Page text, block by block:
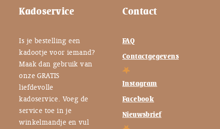
Kadoservice
Is je bestelling een
kadootje voor iemand?
Maak dan gebruik van
onze GRATIS
liefdevolle
kadoservice. Voeg de
service toe in je
winkelmandje en vul
Contact
FAQ
Contactgegevens
Instagram
Facebook
Nieuwsbrief